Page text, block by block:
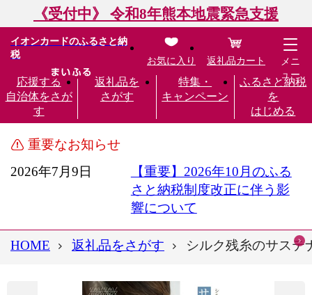
《受付中》 令和8年熊本地震緊急支援
イオンカードのふるさと納
税
応援する
自治体をさが
す
返礼品を
さがす
特集・
キャンペーン
ふるさと納税
を
はじめる
お気に入り 返礼品カート
メニ
ュー
重要なお知らせ
2026年7月9日
【重要】2026年10月のふる
さと納税制度改正に伴う影
響について
HOME 返礼品をさがす シルク残糸のサステ